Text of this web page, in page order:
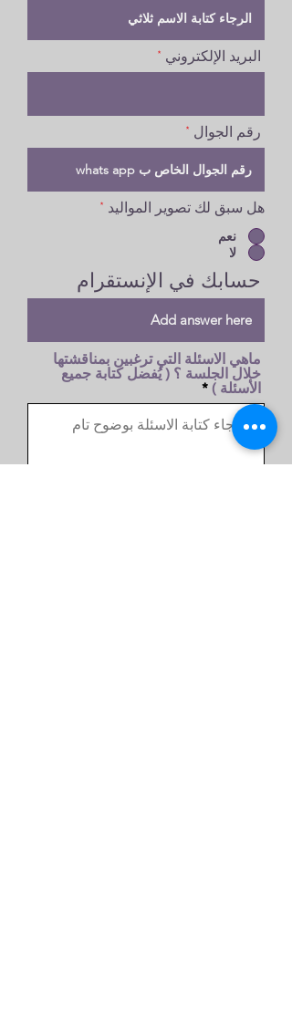
البريد الإلكتروني
رقم الجوال
هل سبق لك تصوير المواليد *
نعم
لا
حسابك في الإنستقرام
ماهي الاسئلة التي ترغبين بمناقشتها
خلال الجلسة ؟ ( يُفضل كتابة جميع
الأسئلة )